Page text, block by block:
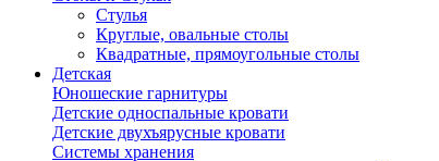
Стулья
Круглые, овальные столы
Квадратные, прямоугольные столы
Детская
Юношеские гарнитуры
Детские односпальные кровати
Детские двухъярусные кровати
Системы хранения